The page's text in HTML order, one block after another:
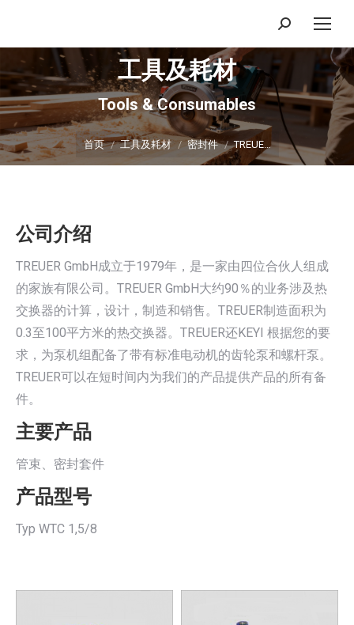
搜
索：
工具及耗材
Tools & Consumables
你在这里：
首页 工具及耗材 密封件 TREUE…
公司介绍
TREUER GmbH成立于1979年，是一家由四位合伙人组成
的家族有限公司。TREUER GmbH大约90％的业务涉及热
交换器的计算，设计，制造和销售。TREUER制造面积为
0.3至100平方米的热交换器。TREUER还KEYI 根据您的要
求，为泵机组配备了带有标准电动机的齿轮泵和螺杆泵。
TREUER可以在短时间内为我们的产品提供产品的所有备
件。
主要产品
管束、密封套件
产品型号
Typ WTC 1,5/8